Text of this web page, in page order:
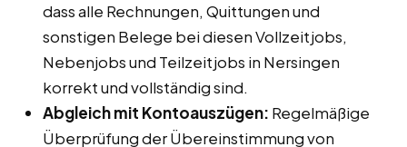
dass alle Rechnungen, Quittungen und
sonstigen Belege bei diesen Vollzeitjobs,
Nebenjobs und Teilzeitjobs in Nersingen
korrekt und vollständig sind.
Abgleich mit Kontoauszügen: Regelmäßige
Überprüfung der Übereinstimmung von